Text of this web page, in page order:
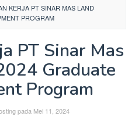
KERJA PT SINAR MAS LAND
PROGRAM
PT Sinar Mas
Graduate
Program
pada Mei 11, 2024